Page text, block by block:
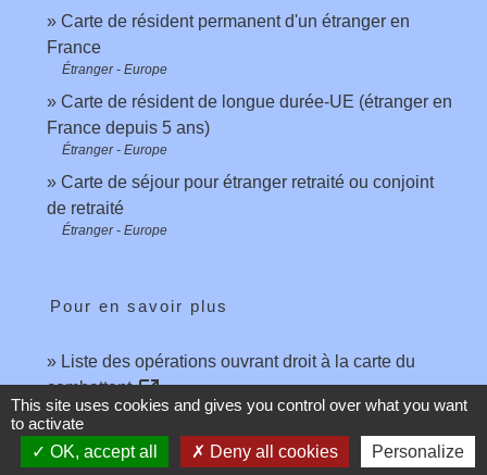
Carte de résident permanent d'un étranger en
France
Étranger - Europe
Carte de résident de longue durée-UE (étranger en
France depuis 5 ans)
Étranger - Europe
Carte de séjour pour étranger retraité ou conjoint
de retraité
Étranger - Europe
Pour en savoir plus
Liste des opérations ouvrant droit à la carte du
combattantopen_in_new
Legifrance
Accords bilatéraux entrée et sejour en France open_in_new
Ministère chargé de l'intérieur
This site uses cookies and gives you control over what you want
to activate
OK, accept all
Deny all cookies Personalize